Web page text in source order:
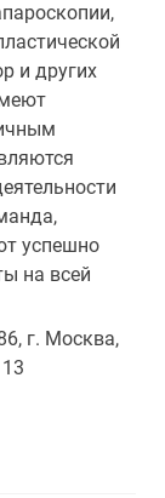
и других
успешно
на всей
г. Москва,